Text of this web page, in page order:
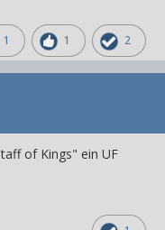
1 1 2
of Kings" ein UF